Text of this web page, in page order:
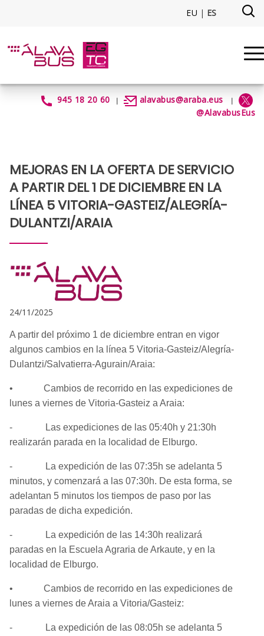
EU | ES
Mejoras_L5 - alavabus
945 18 20 60 | alavabus@araba.eus |
@AlavabusEus
MEJORAS EN LA OFERTA DE SERVICIO
A PARTIR DEL 1 DE DICIEMBRE EN LA
LÍNEA 5 VITORIA-GASTEIZ/ALEGRÍA-
DULANTZI/ARAIA
24/11/2025
A partir del próximo 1 de diciembre entran en vigor
algunos cambios en la línea 5 Vitoria-Gasteiz/Alegría-
Dulantzi/Salvatierra-Agurain/Araia:
• Cambios de recorrido en las expediciones de
lunes a viernes de Vitoria-Gasteiz a Araia:
- Las expediciones de las 05:40h y 21:30h
realizarán parada en la localidad de Elburgo.
- La expedición de las 07:35h se adelanta 5
minutos, y comenzará a las 07:30h. De esta forma, se
adelantan 5 minutos los tiempos de paso por las
paradas de dicha expedición.
- La expedición de las 14:30h realizará
paradas en la Escuela Agraria de Arkaute, y en la
localidad de Elburgo.
• Cambios de recorrido en las expediciones de
lunes a viernes de Araia a Vitoria/Gasteiz:
- La expedición de las 08:05h se adelanta 5